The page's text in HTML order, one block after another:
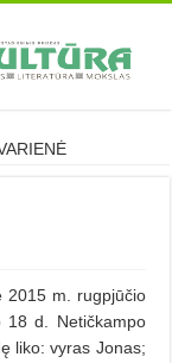
2015 m. rugpjūčio
d. Netičkampo
liko: vyras Jonas;